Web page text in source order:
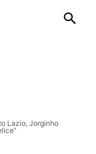
Lazio, Jorginho